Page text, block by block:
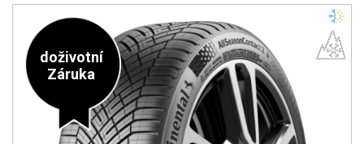
doživotní
Záruka